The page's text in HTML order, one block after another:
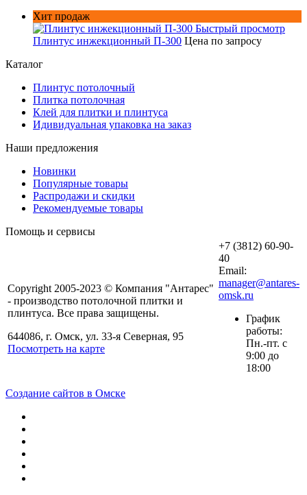
Хит продаж
Быстрый просмотр
Плинтус инжекционный П-300 Цена по запросу
Каталог
Плинтус потолочный
Плитка потолочная
Клей для плитки и плинтуса
Идивидуальная упаковка на заказ
Наши предложения
Новинки
Популярные товары
Распродажи и скидки
Рекомендуемые товары
Помощь и сервисы
Copyright 2005-2023 © Компания "Антарес"
- производство потолочной плитки и
плинтуса. Все права защищены.
644086, г. Омск, ул. 33-я Северная, 95
Посмотреть на карте
+7 (3812) 60-90-
40
Email:
manager@antares-
omsk.ru
График
работы:
Пн.-пт. с
9:00 до
18:00
Создание сайтов в Омске